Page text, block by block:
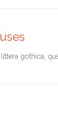
gothica,